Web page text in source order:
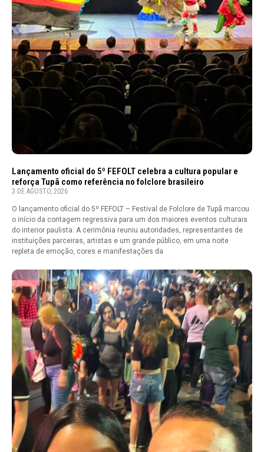
Lançamento oficial do 5º FEFOLT celebra a cultura popular e
reforça Tupã como referência no folclore brasileiro
3 DE AGOSTO, 2026
O lançamento oficial do 5º FEFOLT – Festival de Folclore de Tupã marcou
o início da contagem regressiva para um dos maiores eventos culturais
do interior paulista. A cerimônia reuniu autoridades, representantes de
instituições parceiras, artistas e um grande público, em uma noite
repleta de emoção, cores e manifestações da